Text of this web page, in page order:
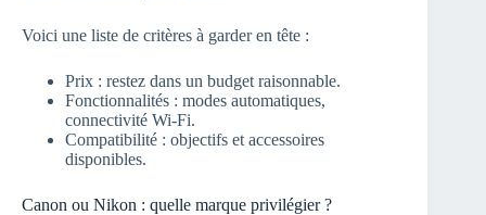
Voici une liste de critères à garder en tête :
Prix : restez dans un budget raisonnable.
Fonctionnalités : modes automatiques,
connectivité Wi-Fi.
Compatibilité : objectifs et accessoires
disponibles.
Canon ou Nikon : quelle marque privilégier ?